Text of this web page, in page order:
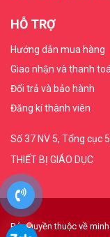
THPT
HÓA
TRƯỜNG
HỌC
THIẾT
BỊ
DẠY
HỌC
DÙNG
CHUNG
HỖ TRỢ
Hướng dẫn mua hàng
Giao nhận và thanh
Đổi trả và bảo hành
Đăng kí thành viên
Số 37 NV 5, Tổng cục
THIẾT BỊ GIÁO DỤC
Bản quyền thuộc về